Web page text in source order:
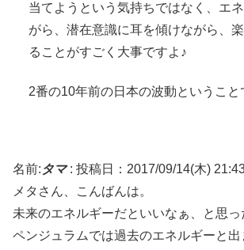
当てようという気持ちではなく、エ
がら、潜在意識に耳を傾けながら、
ることがすごく大事ですよ♪
2番の10年前の日本の波動ということ
名前: タマ: 投稿日：2017/09/14(木)
メタさん、こんばんは。
未来のエネルギーだといいなぁ、と思っ
ペンジュラムでは過去のエネルギーと出